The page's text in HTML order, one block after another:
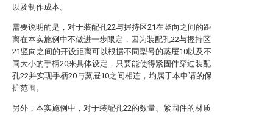
以及制作成本。
需要说明的是，对于装配孔22与握持区21在竖向之间的距
离在本实施例中不做进一步限定，因为装配孔22与握持区
21竖向之间的开设距离可以根据不同型号的蒸屉10以及不
同大小的手柄20来具体设定，只要能使得紧固件穿过装配
孔22并实现手柄20与蒸屉10之间相连，均属于本申请的保
护范围。
另外，本实施例中，对于装配孔22的数量、紧固件的材质